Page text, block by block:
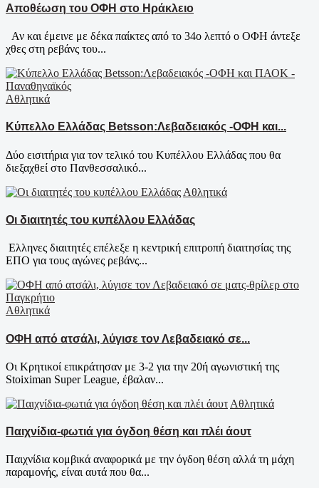
Αποθέωση του ΟΦΗ στο Ηράκλειο
Αν και έμεινε με δέκα παίκτες από το 34ο λεπτό ο ΟΦΗ άντεξε
χθες στη ρεβάνς του...
Αθλητικά
Κύπελλο Ελλάδας Betsson:Λεβαδειακός -ΟΦΗ και...
Δύο εισιτήρια για τον τελικό του Κυπέλλου Ελλάδας που θα
διεξαχθεί στο Πανθεσσαλικό...
Αθλητικά
Οι διαιτητές του κυπέλλου Ελλάδας
Ελληνες διαιτητές επέλεξε η κεντρική επιτροπή διαιτησίας της
ΕΠΟ για τους αγώνες ρεβάνς...
Αθλητικά
ΟΦΗ από ατσάλι, λύγισε τον Λεβαδειακό σε...
Οι Κρητικοί επικράτησαν με 3-2 για την 20ή αγωνιστική της
Stoiximan Super League, έβαλαν...
Αθλητικά
Παιχνίδια-φωτιά για όγδοη θέση και πλέι άουτ
Παιχνίδια κομβικά αναφορικά με την όγδοη θέση αλλά τη μάχη
παραμονής, είναι αυτά που θα...